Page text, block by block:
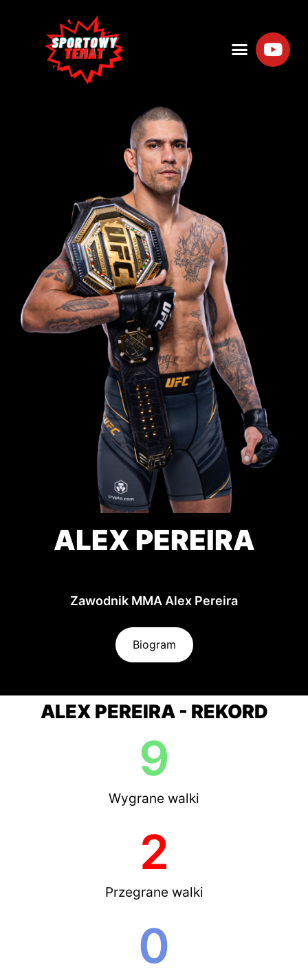
ALEX PEREIRA
Zawodnik MMA Alex Pereira
Biogram
ALEX PEREIRA - REKORD
Wygrane walki
9
Przegrane walki
2
0